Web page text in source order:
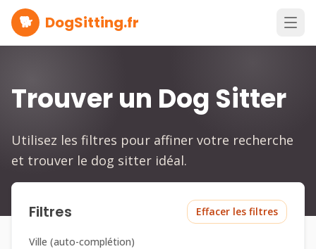
🐕 DogSitting.fr
Trouver un Dog Sitter
Utilisez les filtres pour affiner votre recherche
et trouver le dog sitter idéal.
Filtres Effacer les filtres
Ville (auto-complétion)